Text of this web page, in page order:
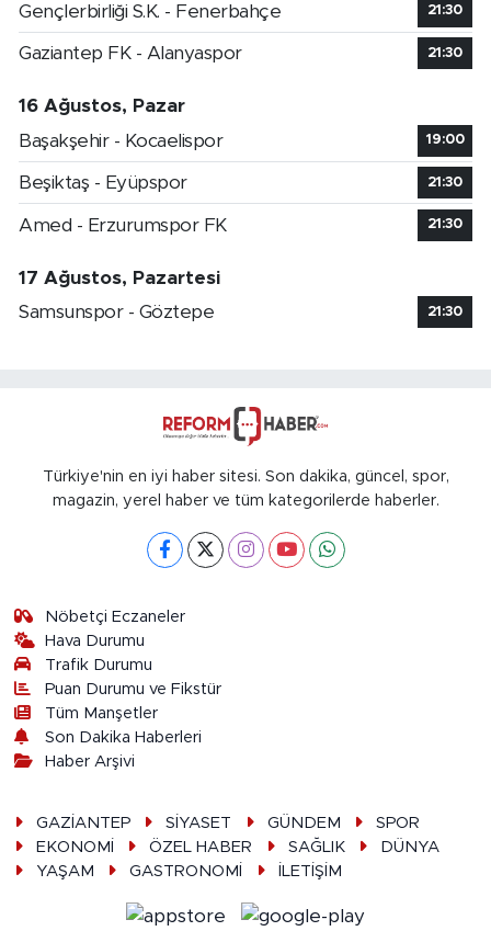
Gençlerbirliği S.K. - Fenerbahçe 21:30
Gaziantep FK - Alanyaspor 21:30
16 Ağustos, Pazar
Başakşehir - Kocaelispor
19:00
Beşiktaş - Eyüpspor 21:30
Amed - Erzurumspor FK 21:30
17 Ağustos, Pazartesi
Samsunspor - Göztepe
21:30
Türkiye'nin en iyi haber sitesi. Son dakika, güncel, spor,
magazin, yerel haber ve tüm kategorilerde haberler.
Nöbetçi Eczaneler
Hava Durumu
Trafik Durumu
Puan Durumu ve Fikstür
Tüm Manşetler
Son Dakika Haberleri
Haber Arşivi
GAZİANTEP SİYASET GÜNDEM
SPOR
EKONOMİ
ÖZEL HABER SAĞLIK
DÜNYA
YAŞAM
GASTRONOMİ İLETİŞİM